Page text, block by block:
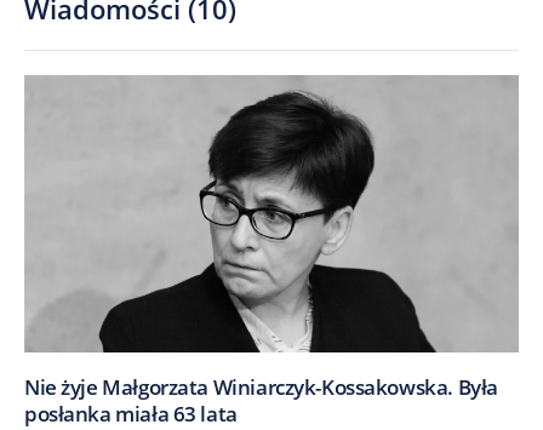
Wiadomości (10)
Nie żyje Małgorzata Winiarczyk-Kossakowska. Była
posłanka miała 63 lata